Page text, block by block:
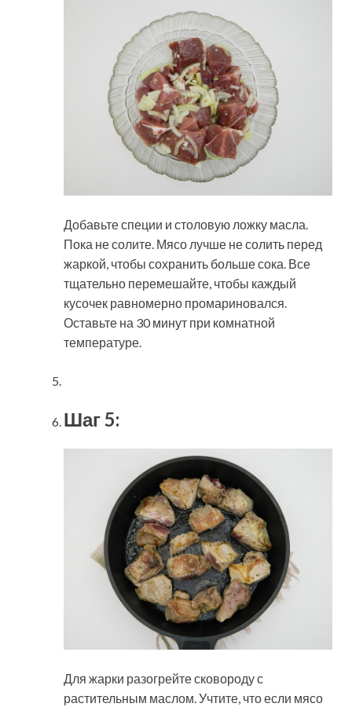
Добавьте специи и столовую ложку масла.
Пока не солите. Мясо лучше не солить перед
жаркой, чтобы сохранить больше сока. Все
тщательно перемешайте, чтобы каждый
кусочек равномерно промариновался.
Оставьте на 30 минут при комнатной
температуре.
Шаг 5:
Для жарки разогрейте сковороду с
растительным маслом. Учтите, что если мясо